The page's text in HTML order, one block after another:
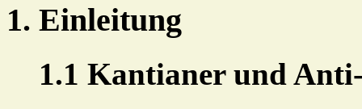
1. Einleitung
1.1 Kantianer und